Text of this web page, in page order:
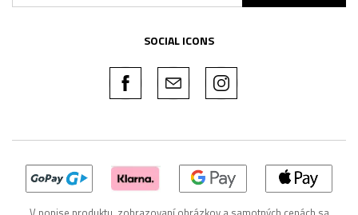
SOCIAL ICONS